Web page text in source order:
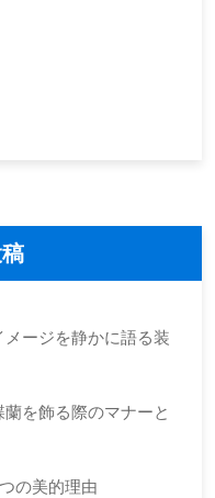
ージを静かに語る装
を飾る際のマナーと
の美的理由